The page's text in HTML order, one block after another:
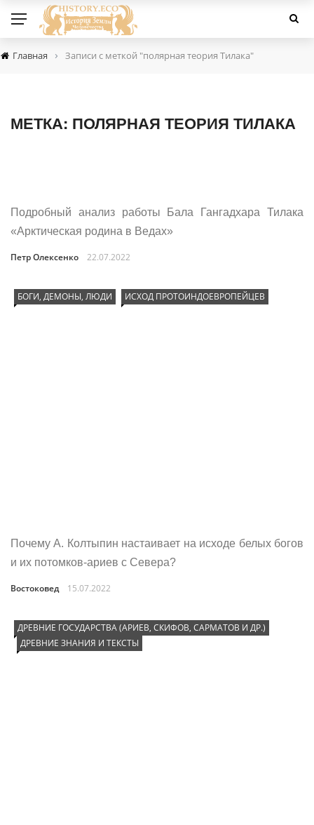
Главная › Записи с меткой "полярная теория Тилака"
МЕТКА: ПОЛЯРНАЯ ТЕОРИЯ ТИЛАКА
Подробный анализ работы Бала Гангадхара Тилака
«Арктическая родина в Ведах»
Петр Олексенко 22.07.2022
БОГИ, ДЕМОНЫ, ЛЮДИ ИСХОД ПРОТОИНДОЕВРОПЕЙЦЕВ
Почему А. Колтыпин настаивает на исходе белых богов
и их потомков-ариев с Севера?
Востоковед 15.07.2022
ДРЕВНИЕ ГОСУДАРСТВА (АРИЕВ, СКИФОВ, САРМАТОВ И ДР.)
ДРЕВНИЕ ЗНАНИЯ И ТЕКСТЫ